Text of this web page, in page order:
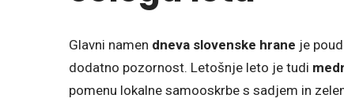
Glavni namen dneva slovenske hrane je
dodatno pozornost. Letošnje leto je tudi
pomenu lokalne samooskrbe s sadjem in